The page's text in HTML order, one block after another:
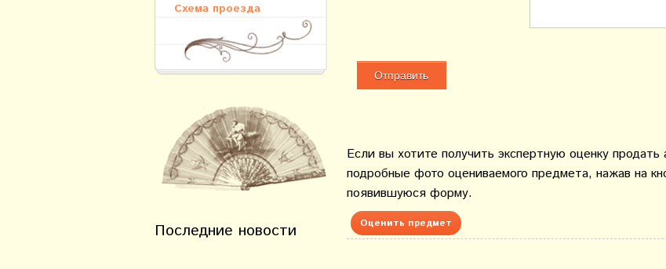
Схема проезда
Последние новости
Если вы хотите получить экспертную оценку
подробные фото оцениваемого предмета, нажав на
появившуюся форму.
Оценить предмет